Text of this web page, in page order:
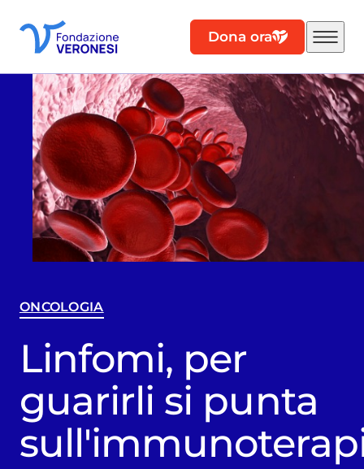
Dona ora
ONCOLOGIA
Linfomi, per
guarirli si punta